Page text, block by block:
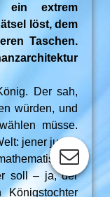
extrem
löst, dem
Taschen.
Der sah,
würden, und
müsse.
jener junge
soll – ja, der